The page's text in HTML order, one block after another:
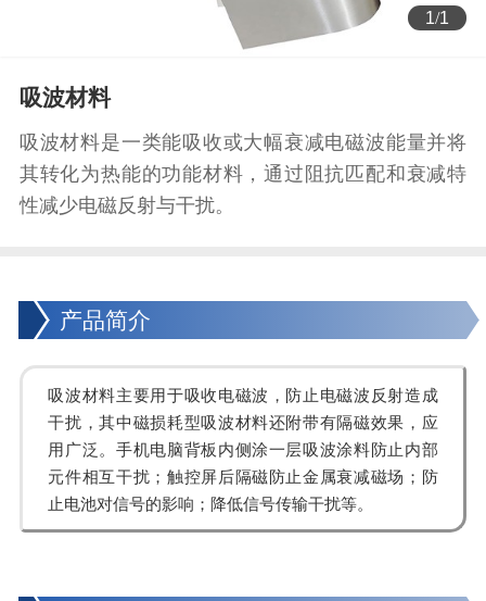
1/1
吸波材料
吸波材料是一类能吸收或大幅衰减电磁波能量并将
其转化为热能的功能材料，通过阻抗匹配和衰减特
性减少电磁反射与干扰。
产品简介
吸波材料主要用于吸收电磁波，防止电磁波反射造成
干扰，其中磁损耗型吸波材料还附带有隔磁效果，应
用广泛。手机电脑背板内侧涂一层吸波涂料防止内部
元件相互干扰；触控屏后隔磁防止金属衰减磁场；防
止电池对信号的影响；降低信号传输干扰等。